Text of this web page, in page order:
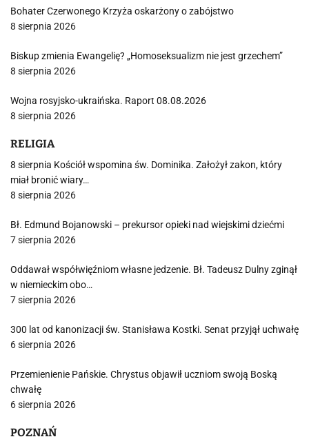
Bohater Czerwonego Krzyża oskarżony o zabójstwo
8 sierpnia 2026
Biskup zmienia Ewangelię? „Homoseksualizm nie jest grzechem”
8 sierpnia 2026
Wojna rosyjsko-ukraińska. Raport 08.08.2026
8 sierpnia 2026
RELIGIA
8 sierpnia Kościół wspomina św. Dominika. Założył zakon, który
miał bronić wiary…
8 sierpnia 2026
Bł. Edmund Bojanowski – prekursor opieki nad wiejskimi dziećmi
7 sierpnia 2026
Oddawał współwięźniom własne jedzenie. Bł. Tadeusz Dulny zginął
w niemieckim obo…
7 sierpnia 2026
300 lat od kanonizacji św. Stanisława Kostki. Senat przyjął uchwałę
6 sierpnia 2026
Przemienienie Pańskie. Chrystus objawił uczniom swoją Boską
chwałę
6 sierpnia 2026
POZNAŃ